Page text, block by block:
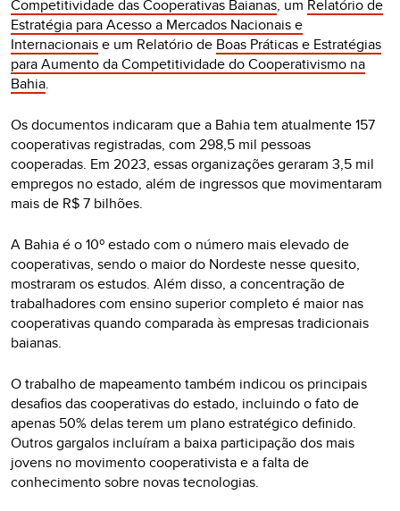
Competitividade das Cooperativas Baianas, um Relatório de
Estratégia para Acesso a Mercados Nacionais e
Internacionaise um Relatório de Boas Práticas e Estratégias
para Aumento da Competitividade do Cooperativismo na
Bahia.
Os documentos indicaram que a Bahia tem atualmente 157
cooperativas registradas, com 298,5 mil pessoas
cooperadas. Em 2023, essas organizações geraram 3,5 mil
empregos no estado, além de ingressos que movimentaram
mais de R$ 7 bilhões.
A Bahia é o 10º estado com o número mais elevado de
cooperativas, sendo o maior do Nordeste nesse quesito,
mostraram os estudos. Além disso, a concentração de
trabalhadores com ensino superior completo é maior nas
cooperativas quando comparada às empresas tradicionais
baianas.
O trabalho de mapeamento também indicou os principais
desafios das cooperativas do estado, incluindo o fato de
apenas 50% delas terem um plano estratégico definido.
Outros gargalos incluíram a baixa participação dos mais
jovens no movimento cooperativista e a falta de
conhecimento sobre novas tecnologias.